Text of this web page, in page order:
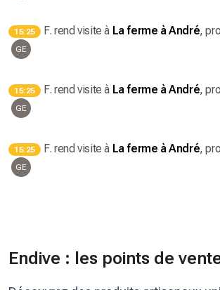
15:25 F. rend visite à La ferme à André,
GE
15:25 F. rend visite à La ferme à André,
GE
15:25 F. rend visite à La ferme à André,
GE
Endive : les points de